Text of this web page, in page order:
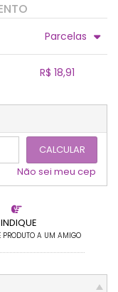
INDIQUE
PRODUTO A UM AMIGO
Parcelas
R$ 18,91
....
CALCULAR
Não sei meu cep